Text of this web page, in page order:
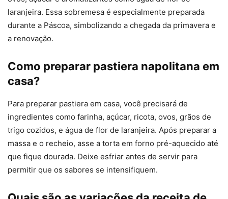
laranjeira. Essa sobremesa é especialmente preparada
durante a Páscoa, simbolizando a chegada da primavera e
a renovação.
Como preparar pastiera napolitana em
casa?
Para preparar pastiera em casa, você precisará de
ingredientes como farinha, açúcar, ricota, ovos, grãos de
trigo cozidos, e água de flor de laranjeira. Após preparar a
massa e o recheio, asse a torta em forno pré-aquecido até
que fique dourada. Deixe esfriar antes de servir para
permitir que os sabores se intensifiquem.